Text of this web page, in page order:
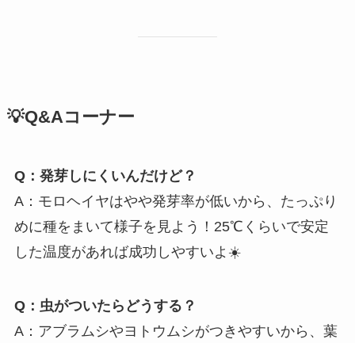
💡Q&Aコーナー
Q：発芽しにくいんだけど？
A：モロヘイヤはやや発芽率が低いから、たっぷり
めに種をまいて様子を見よう！25℃くらいで安定
した温度があれば成功しやすいよ☀️
Q：虫がついたらどうする？
A：アブラムシやヨトウムシがつきやすいから、葉